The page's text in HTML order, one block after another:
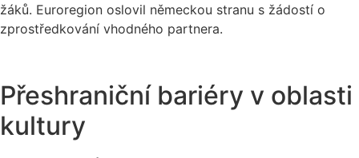
žáků. Euroregion oslovil německou stranu s žádostí o
zprostředkování vhodného partnera.
Přeshraniční bariéry v oblasti
kultury